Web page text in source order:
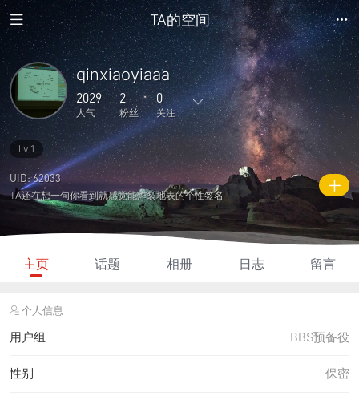
TA的空间
qinxiaoyiaaa
2029
人气
2
粉丝
0
关注
3
主题
0
回复
0
日志
0
相册
0
好友
2 0
关注
0
说说
2029
人气 积分
Lv.1
UID: 62033
TA还在想一句你看到就感觉能炸裂地表的个性签名
主页 话题 相册 日志 留言
个人信息
用户组 BBS预备役
保密
性别